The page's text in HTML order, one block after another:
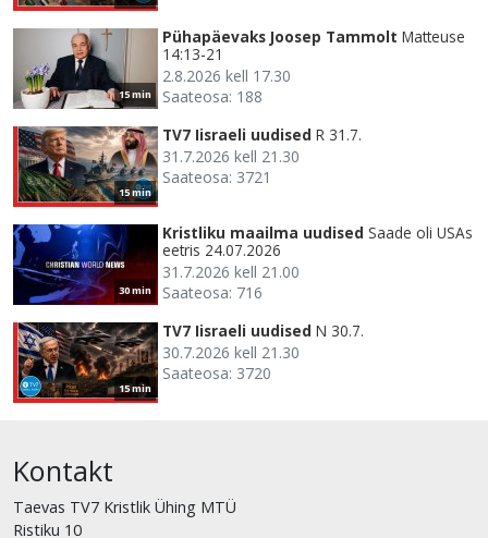
15 min
Pühapäevaks Joosep Tammolt Matteuse
14:13-21
2.8.2026 kell 17.30
Saateosa: 188
15 min
TV7 Iisraeli uudised R 31.7.
31.7.2026 kell 21.30
Saateosa: 3721
30 min
Kristliku maailma uudised Saade oli USAs
eetris 24.07.2026
31.7.2026 kell 21.00
Saateosa: 716
15 min
TV7 Iisraeli uudised N 30.7.
30.7.2026 kell 21.30
Saateosa: 3720
Kontakt
Taevas TV7 Kristlik Ühing MTÜ
Ristiku 10